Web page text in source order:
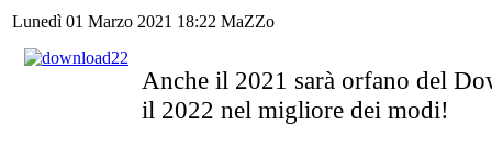
Lunedì 01 Marzo 2021 18:22 MaZZo
Anche il 2021 sarà orfano del
il 2022 nel migliore dei modi!